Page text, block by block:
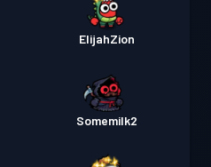
ElijahZion
Somemilk2